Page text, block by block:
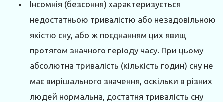
Інсомнія (безсоння) характеризується
недостатньою тривалістю або незадовільною
якістю сну, або ж поєднанням цих явищ
протягом значного періоду часу. При цьому
абсолютна тривалість (кількість годин) сну не
має вирішального значення, оскільки в різних
людей нормальна, достатня тривалість сну